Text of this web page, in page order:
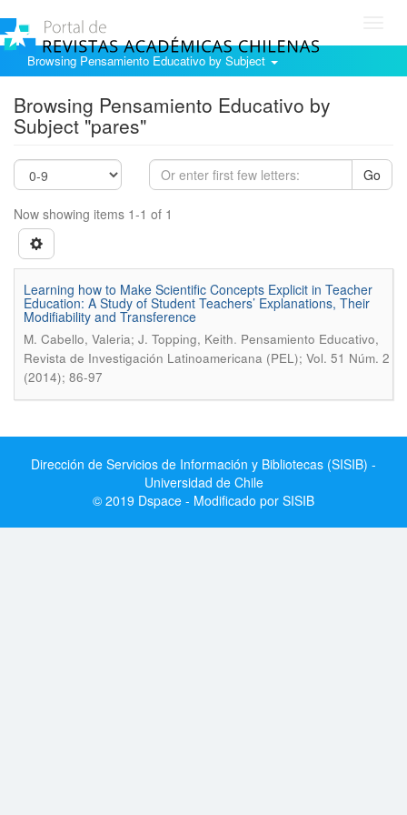
Browsing Pensamiento Educativo by Subject
Browsing Pensamiento Educativo by
Subject "pares"
Go
Now showing items 1-1 of 1
Learning how to Make Scientific Concepts Explicit in Teacher
Education: A Study of Student Teachers’ Explanations, Their
Modifiability and Transference
M. Cabello, Valeria; J. Topping, Keith. Pensamiento Educativo,
Revista de Investigación Latinoamericana (PEL); Vol. 51 Núm. 2
(2014); 86-97
Dirección de Servicios de Información y Bibliotecas (SISIB) -
Universidad de Chile
© 2019 Dspace - Modificado por SISIB